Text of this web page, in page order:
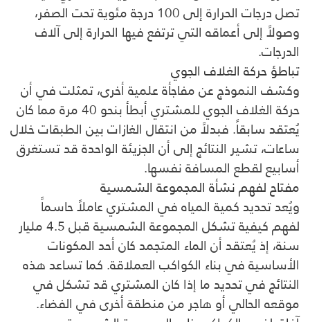
تصل درجات الحرارة إلى 100 درجة مئوية تحت الصفر،
وصولاً إلى أعماقه التي ترتفع فيها الحرارة إلى آلاف
الدرجات.
تباطؤ حركة الغلاف الجوي
وكشف النموذج عن مفاجأة علمية أخرى، تمثلت في أن
حركة الغلاف الجوي للمشتري أبطأ بنحو 40 مرة مما كان
يُعتقد سابقاً. فبدلاً من انتقال الغازات بين الطبقات خلال
ساعات، تشير النتائج إلى أن الجزيئة الواحدة قد تستغرق
أسابيع لقطع المسافة نفسها.
مفتاح لفهم نشأة المجموعة الشمسية
ويُعد تحديد كمية المياه في المشتري عاملاً حاسماً
لفهم كيفية تشكل المجموعة الشمسية قبل 4.5 مليار
سنة، إذ يُعتقد أن الماء المتجمد كان أحد المكونات
الأساسية في بناء الكواكب العملاقة. كما تساعد هذه
النتائج في تحديد ما إذا كان المشتري قد تشكل في
موقعه الحالي أو هاجر من منطقة أخرى في الفضاء.